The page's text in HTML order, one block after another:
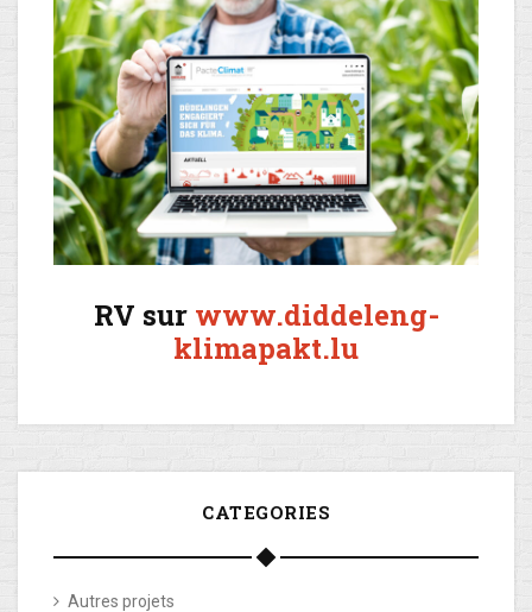
RV sur www.diddeleng-
klimapakt.lu
CATEGORIES
Autres projets